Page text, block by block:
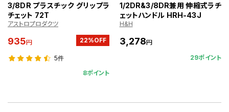
3/8DR プラスチック グリップラ
チェット 72T
アストロプロダクツ
935円 22%OFF
5件
8ポイント
1/2DR&3/8DR兼用 伸縮式ラチ
ェットハンドル HRH-43J
H&H
3,278円
29ポイント